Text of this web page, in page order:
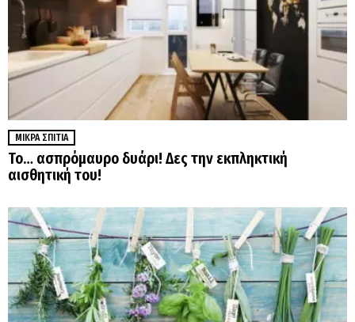
ΜΙΚΡΆ ΣΠΊΤΙΑ
Το… ασπρόμαυρο δυάρι! Δες την εκπληκτική
αισθητική του!